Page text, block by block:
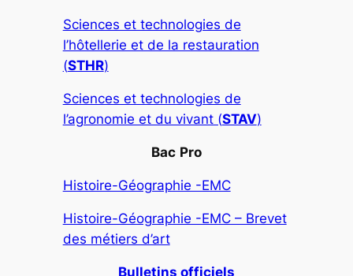
Sciences et technologies de
l’hôtellerie et de la restauration
(STHR)
Sciences et technologies de
l’agronomie et du vivant (STAV)
Bac Pro
Histoire-Géographie -EMC
Histoire-Géographie -EMC – Brevet
des métiers d’art
Bulletins officiels